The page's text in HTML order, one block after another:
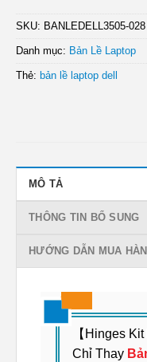
SKU: BANLEDELL3505-028
Danh mục: Bản Lề Laptop
Thẻ: bản lề laptop dell
MÔ TẢ
THÔNG TIN BỔ SUNG
HƯỚNG DẪN MUA
【Hinges
Chỉ Thay